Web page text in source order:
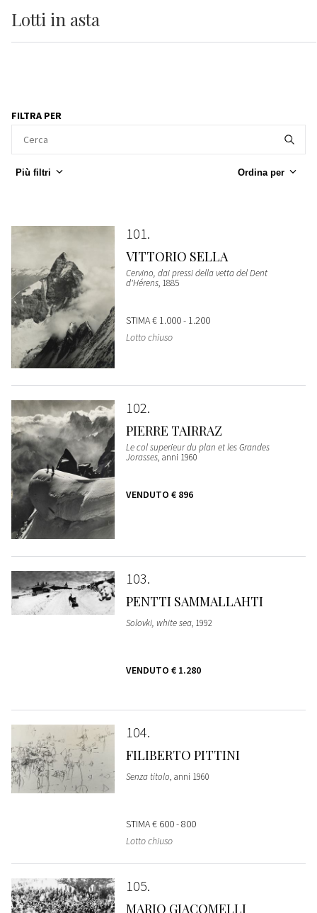
Lotti in asta
FILTRA PER
Più filtri Ordina per
101
VITTORIO SELLA
Cervino, dai pressi della vetta del Dent
d'Hérens, 1885
STIMA€ 1.000 - 1.200
Lotto chiuso
102
PIERRE TAIRRAZ
Le col superieur du plan et les Grandes
Jorasses, anni 1960
VENDUTO € 896
103
PENTTI SAMMALLAHTI
Solovki, white sea, 1992
VENDUTO € 1.280
104
FILIBERTO PITTINI
Senza titolo, anni 1960
STIMA€ 600 - 800
Lotto chiuso
105
MARIO GIACOMELLI